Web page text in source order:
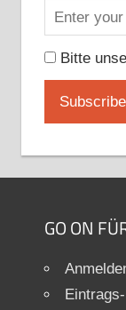
Bitte
GO ON